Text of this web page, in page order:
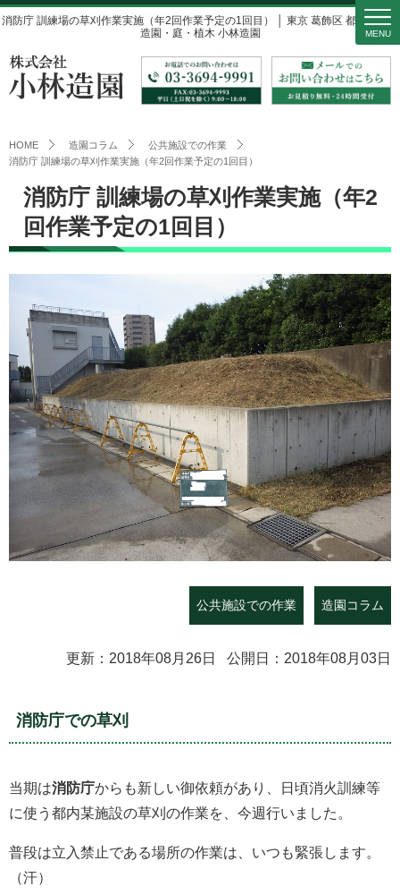
消防庁 訓練場の草刈作業実施（年2回作業予定の1回目） │ 東京 葛飾区 都内近郊の
造園・庭・植木 小林造園
MENU
HOME 造園コラム
公共施設での作業
消防庁 訓練場の草刈作業実施（年2回作業予定の1回目）
消防庁 訓練場の草刈作業実施（年2
回作業予定の1回目）
公共施設での作業 造園コラム
更新：2018年08月26日 公開日：2018年08月03日
消防庁での草刈
当期は消防庁からも新しい御依頼があり、日頃消火訓練等
に使う都内某施設の草刈の作業を、今週行いました。
普段は立入禁止である場所の作業は、いつも緊張します。
（汗）